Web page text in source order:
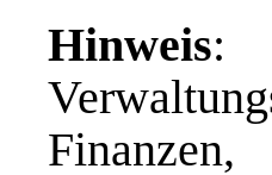
Hinweis: